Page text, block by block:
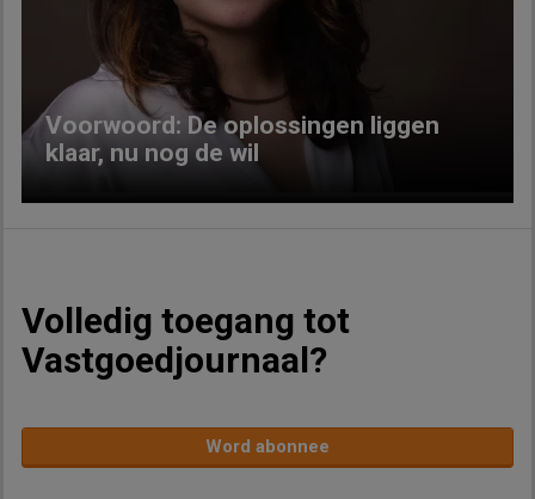
Voorwoord: De oplossingen liggen
klaar, nu nog de wil
Volledig toegang tot
Vastgoedjournaal?
Word abonnee